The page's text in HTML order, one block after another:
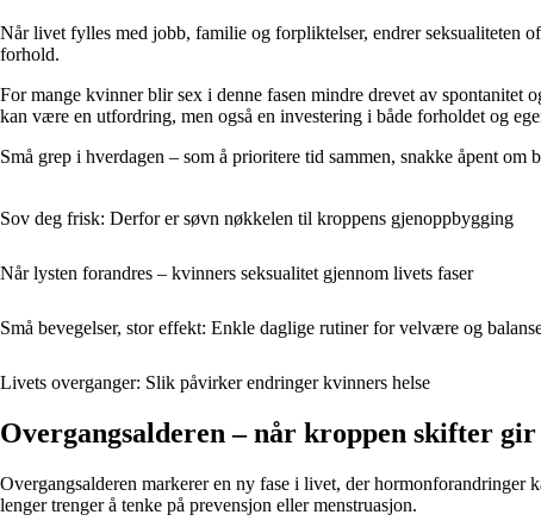
Når livet fylles med jobb, familie og forpliktelser, endrer seksualiteten
forhold.
For mange kvinner blir sex i denne fasen mindre drevet av
kan være en utfordring, men også en investering i både forholdet og
Små grep i hverdagen – som å prioritere tid sammen, snakke åpent
Sov deg frisk: Derfor er søvn nøkkelen til kroppens gjenoppbygging
Når lysten forandres – kvinners seksualitet gjennom livets faser
Små bevegelser, stor effekt: Enkle daglige rutiner for velvære og
Livets overganger: Slik påvirker endringer kvinners helse
Overgangsalderen – når kroppen skifter gir
Overgangsalderen markerer en ny fase i livet, der
lenger trenger å tenke på prevensjon eller menstruasjon.